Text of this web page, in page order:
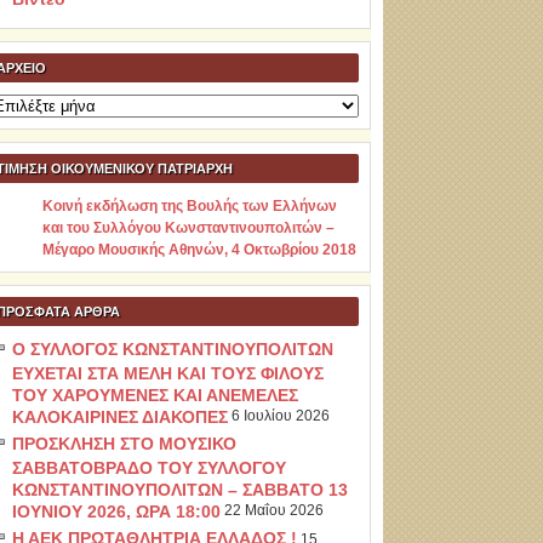
ΟΙΚΟΥΜΕΝΙΚΟΥ ΠΑΤΡΙΑΡΧΗ
Κοινή εκδήλωση της Βουλής των Ελλήνων
και του Συλλόγου Κωνσταντινουπολιτών –
Μέγαρο Μουσικής Αθηνών, 4 Οκτωβρίου 2018
ΆΡΘΡΑ
Ο ΣΥΛΛΟΓΟΣ ΚΩΝΣΤΑΝΤΙΝΟΥΠΟΛΙΤΩΝ
ΕΥΧΕΤΑΙ ΣΤΑ ΜΕΛΗ ΚΑΙ ΤΟΥΣ ΦΙΛΟΥΣ
ΤΟΥ ΧΑΡΟΥΜΕΝΕΣ ΚΑΙ ΑΝΕΜΕΛΕΣ
ΚΑΛΟΚΑΙΡΙΝΕΣ ΔΙΑΚΟΠΕΣ 6 Ιουλίου 2026
ΠΡΟΣΚΛΗΣΗ ΣΤΟ ΜΟΥΣΙΚΟ
ΣΑΒΒΑΤΟΒΡΑΔΟ ΤΟΥ ΣΥΛΛΟΓΟΥ
ΚΩΝΣΤΑΝΤΙΝΟΥΠΟΛΙΤΩΝ – ΣΑΒΒΑΤΟ 13
ΙΟΥΝΙΟΥ 2026, ΩΡΑ 18:00 22 Μαΐου 2026
Η ΑΕΚ ΠΡΩΤΑΘΛΗΤΡΙΑ ΕΛΛΑΔΟΣ !